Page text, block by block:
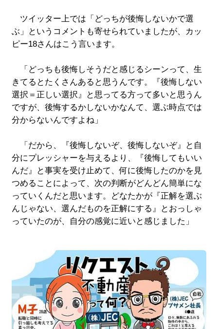
ツイッター上では「どっちが後悔しないかで選
ぶ」というコメントも寄せられていましたが、カッ
ピー18さんはこう言います。
「どっちも後悔しそうだと感じるシーンって、生
きてるとたくさんあると思うんです。『後悔しない
選択＝正しい選択』と思ってる方って多いと思うん
ですが、後悔するかしないかなんて、選ぶ時点では
分からないんですよね」
「だから、『後悔しないぞ、後悔しないぞ』と自
分にプレッシャーを与えるより、『後悔してもいい
んだ』と事実を受け止めて、何に後悔したのかを見
つめることによって、次の判断がどんどん簡単にな
っていくんだと思います。どなたかが『正解を選ぶ
んじゃない、選んだものを正解にする』とおっしゃ
っていたのが、自分の感覚に近いと感じました」